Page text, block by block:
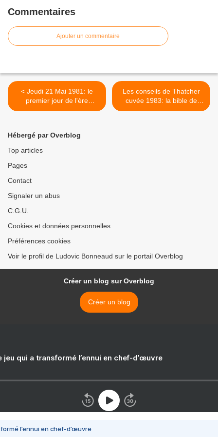
Commentaires
Ajouter un commentaire
< Jeudi 21 Mai 1981: le
premier jour de l'ère
François Mitterrand
Les conseils de Thatcher
cuvée 1983: la bible de
l'UMP? >
Hébergé par Overblog
Top articles
Pages
Contact
Signaler un abus
C.G.U.
Cookies et données personnelles
Préférences cookies
Voir le profil de Ludovic Bonneaud sur le portail Overblog
Créer un blog sur Overblog
Créer un blog
jeu qui a transformé l’ennui en chef-d’œuvre
l’ennui en chef-d’œuvre